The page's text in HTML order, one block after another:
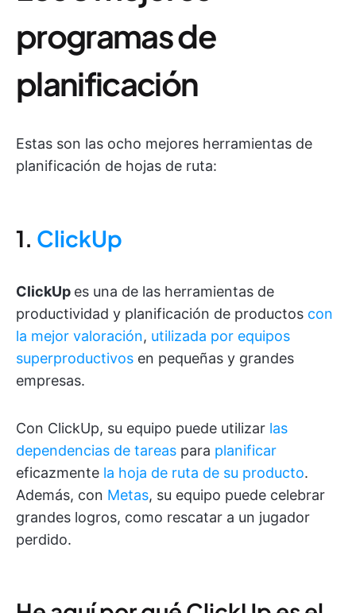
programas de
planificación
Estas son las ocho mejores herramientas de
planificación de hojas de ruta:
1. ClickUp
ClickUp es una de las herramientas de
productividad y planificación de productos con
la mejor valoración, utilizada por equipos
superproductivos en pequeñas y grandes
empresas.
Con ClickUp, su equipo puede utilizar las
dependencias de tareas para planificar
eficazmente la hoja de ruta de su producto.
Además, con Metas, su equipo puede celebrar
grandes logros, como rescatar a un jugador
perdido.